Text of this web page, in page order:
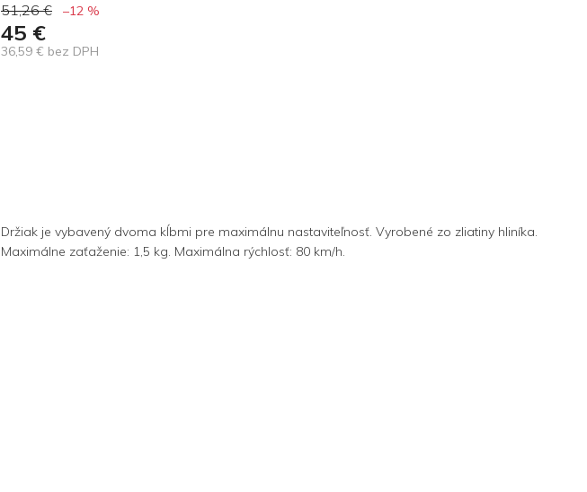
51,26 € –12 %
45 €
36,59 € bez DPH
Držiak je vybavený dvoma kĺbmi pre maximálnu nastaviteľnosť. Vyrobené zo zliatiny hliníka.
Maximálne zaťaženie: 1,5 kg. Maximálna rýchlosť: 80 km/h.